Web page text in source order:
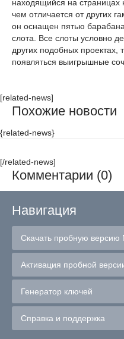
находящийся на страницах
чем отличается от других
он оснащен пятью
слота. Все слоты условно
других подобных проектах,
появляться выигрышные
[related-news]
Похожие новости
{related-news}
[/related-news]
Комментарии (0)
Навигация
Скачать пробную версию
Активация пробной
Генератор ключей
Справка и поддержка